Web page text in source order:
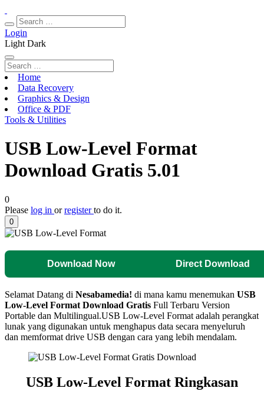
Login
Light Dark
Home
Data Recovery
Graphics & Design
Office & PDF
Tools & Utilities
USB Low-Level Format
Download Gratis 5.01
0
Please log in orregisterto do it.
0
Download Now Direct Download
Selamat Datang di Nesabamedia! di mana kamu menemukan USB
Low-Level Format Download Gratis Full Terbaru Version
Portable dan Multilingual.USB Low-Level Format adalah perangkat
lunak yang digunakan untuk menghapus data secara menyeluruh
dan memformat drive USB dengan cara yang lebih mendalam.
USB Low-Level Format Ringkasan